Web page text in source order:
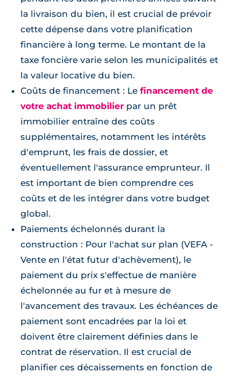
la livraison du bien, il est crucial de prévoir
cette dépense dans votre planification
financière à long terme. Le montant de la
taxe foncière varie selon les municipalités et
la valeur locative du bien.
Coûts de financement : Le financement de
votre achat immobilier par un prêt
immobilier entraîne des coûts
supplémentaires, notamment les intérêts
d'emprunt, les frais de dossier, et
éventuellement l'assurance emprunteur. Il
est important de bien comprendre ces
coûts et de les intégrer dans votre budget
global.
Paiements échelonnés durant la
construction : Pour l'achat sur plan (VEFA -
Vente en l'état futur d'achèvement), le
paiement du prix s'effectue de manière
échelonnée au fur et à mesure de
l'avancement des travaux. Les échéances de
paiement sont encadrées par la loi et
doivent être clairement définies dans le
contrat de réservation. Il est crucial de
planifier ces décaissements en fonction de